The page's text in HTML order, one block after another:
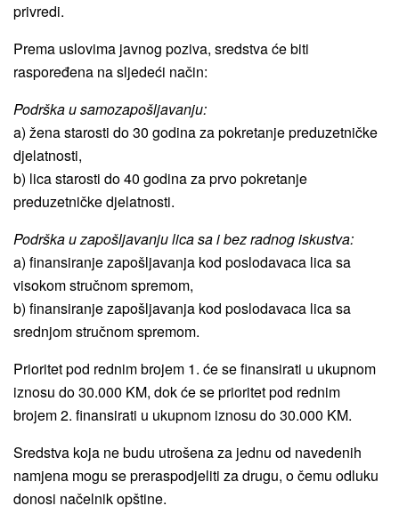
privredi.
Prema uslovima javnog poziva, sredstva će biti
raspoređena na sljedeći način:
Podrška u samozapošljavanju:
a) žena starosti do 30 godina za pokretanje preduzetničke
djelatnosti,
b) lica starosti do 40 godina za prvo pokretanje
preduzetničke djelatnosti.
Podrška u zapošljavanju lica sa i bez radnog iskustva:
a) finansiranje zapošljavanja kod poslodavaca lica sa
visokom stručnom spremom,
b) finansiranje zapošljavanja kod poslodavaca lica sa
srednjom stručnom spremom.
Prioritet pod rednim brojem 1. će se finansirati u ukupnom
iznosu do 30.000 KM, dok će se prioritet pod rednim
brojem 2. finansirati u ukupnom iznosu do 30.000 KM.
Sredstva koja ne budu utrošena za jednu od navedenih
namjena mogu se preraspodjeliti za drugu, o čemu odluku
donosi načelnik opštine.